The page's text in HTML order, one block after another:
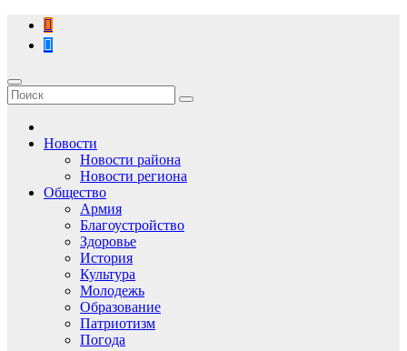
Перейти
содержимому
Новости
Новости района
Новости региона
Общество
Армия
Благоустройство
Здоровье
История
Культура
Молодежь
Образование
Патриотизм
Погода